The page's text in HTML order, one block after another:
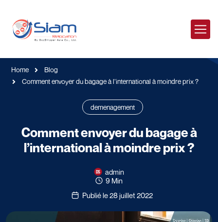
Home
Blog
Comment envoyer du bagage à l’international à moindre prix ?
demenagement
Comment envoyer du bagage à
l’international à moindre prix ?
admin
9 Min
Publié le 28 juillet 2022